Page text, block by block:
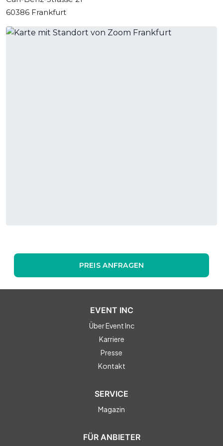
60386 Frankfurt
PREIS ANFRAGEN
EVENT INC
Über Event Inc
Karriere
Presse
Kontakt
SERVICE
Magazin
FÜR ANBIETER